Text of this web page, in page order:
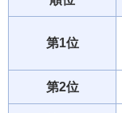
第1位
第2位